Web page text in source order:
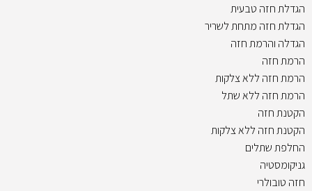
הגדלת חזה טבעית
הגדלת חזה מתחת לשריר
הגדלה והרמת חזה
הרמת חזה
הרמת חזה ללא צלקות
הרמת חזה ללא שתל
הקטנת חזה
הקטנת חזה ללא צלקות
החלפת שתלים
גניקומסטיה
חזה טובולרי